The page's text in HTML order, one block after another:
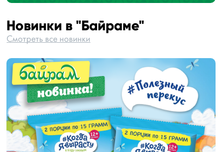
Новинки в "Байраме"
Смотреть все новинки